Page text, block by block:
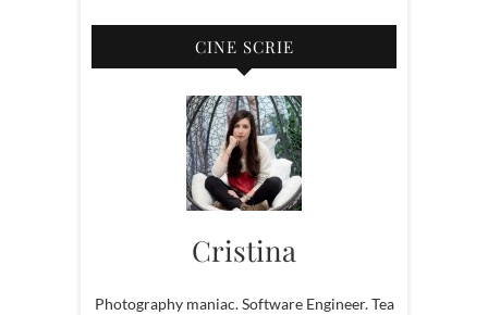
CINE SCRIE
Cristina
Photography maniac. Software Engineer. Tea